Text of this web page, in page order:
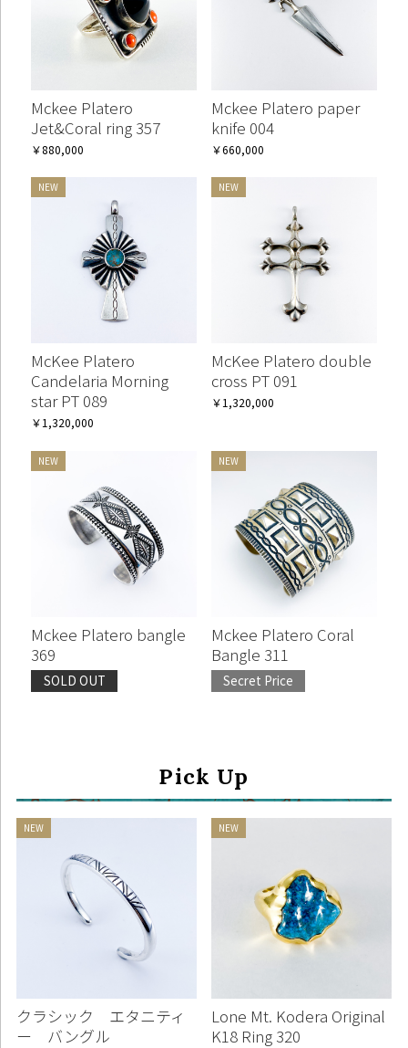
お買い物を続ける カートへ進む
Mckee Platero
Jet&Coral ring 357
￥880,000
Mckee Platero paper
knife 004
￥660,000
McKee Platero
Candelaria Morning
star PT 089
￥1,320,000
McKee Platero double
cross PT 091
￥1,320,000
Mckee Platero bangle
369
SOLD OUT
Mckee Platero Coral
Bangle 311
Secret Price
Pick Up
クラシック エタニティ
ー バングル
Lone Mt. Kodera Original
K18 Ring 320